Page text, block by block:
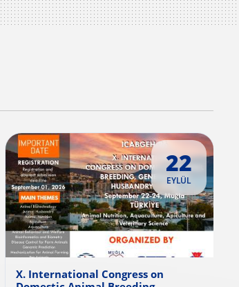
22
EYLÜL
X. International Congress on